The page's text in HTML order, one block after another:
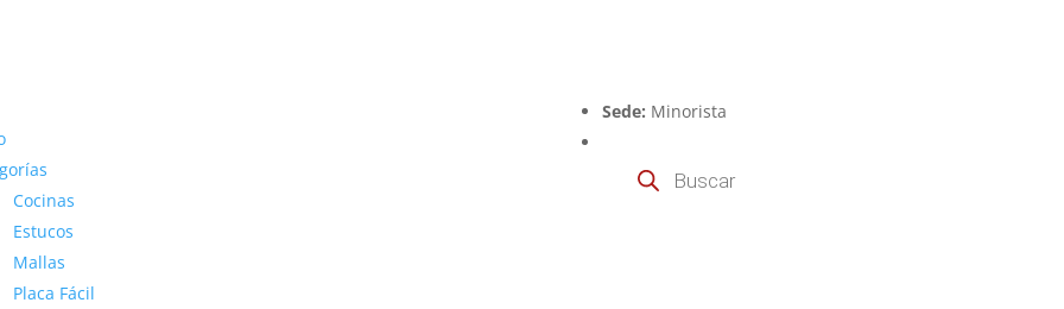
Cocinas
Estucos
Mallas
Placa Fácil
Sede: Minorista
productos